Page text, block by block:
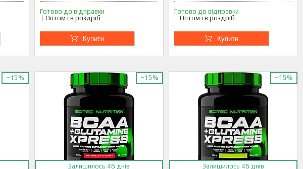
Готово до відправки
Оптом і в роздріб
Купити
Готово до відправки
Оптом і в роздріб
Купити
–15% –15%
Залишилось 46 днів
–15%
Залишилось 46 днів